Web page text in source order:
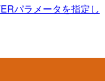
パラメータを指定し